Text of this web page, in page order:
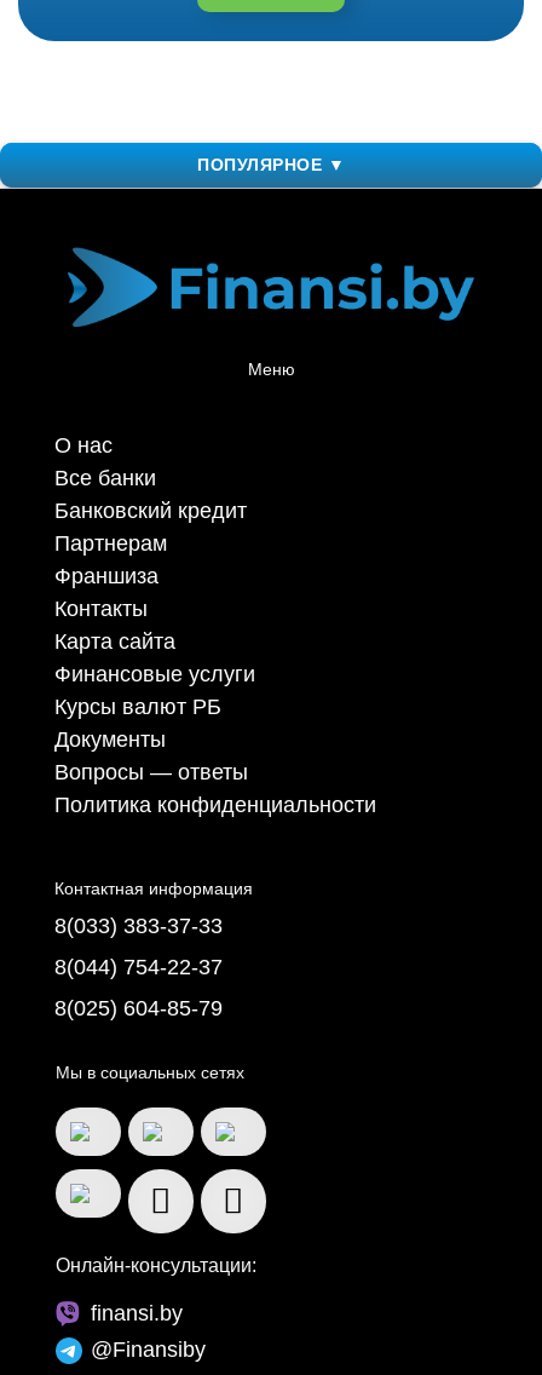
ПОПУЛЯРНОЕ ▼
Меню
О нас
Все банки
Банковский кредит
Партнерам
Франшиза
Контакты
Карта сайта
Финансовые услуги
Курсы валют РБ
Документы
Вопросы — ответы
Политика конфиденциальности
Контактная информация
8(033) 383-37-33
8(044) 754-22-37
8(025) 604-85-79
Мы в социальных сетях
Онлайн-консультации:
finansi.by
@Finansiby